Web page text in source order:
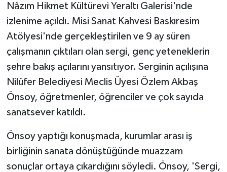
Nâzım Hikmet Kültürevi Yeraltı Galerisi'nde
izlenime açıldı. Misi Sanat Kahvesi Baskıresim
Atölyesi'nde gerçekleştirilen ve 9 ay süren
çalışmanın çıktıları olan sergi, genç yeteneklerin
şehre bakış açılarını yansıtıyor. Serginin açılışına
Nilüfer Belediyesi Meclis Üyesi Özlem Akbaş
Önsoy, öğretmenler, öğrenciler ve çok sayıda
sanatsever katıldı.
Önsoy yaptığı konuşmada, kurumlar arası iş
birliğinin sanata dönüştüğünde muazzam
sonuçlar ortaya çıkardığını söyledi. Önsoy, 'Sergi,